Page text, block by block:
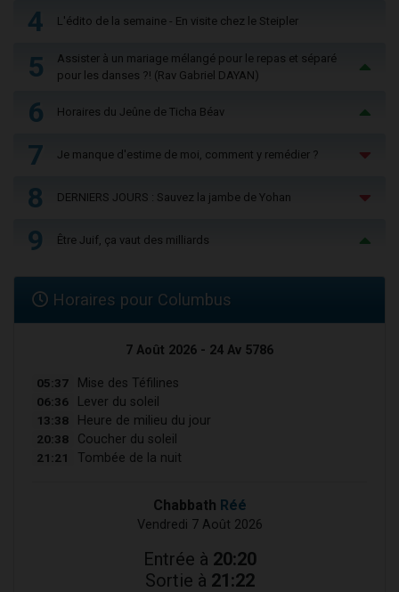
4 L'édito de la semaine - En visite chez le Steipler
5
Assister à un mariage mélangé pour le repas et séparé
pour les danses ?! (Rav Gabriel DAYAN)
6 Horaires du Jeûne de Ticha Béav
7 Je manque d'estime de moi, comment y remédier ?
8 DERNIERS JOURS : Sauvez la jambe de Yohan
9 Être Juif, ça vaut des milliards
Horaires pour Columbus
7 Août 2026 - 24 Av 5786
05:37 Mise des Téfilines
06:36 Lever du soleil
13:38 Heure de milieu du jour
20:38 Coucher du soleil
21:21 Tombée de la nuit
Chabbath Réé
Vendredi 7 Août 2026
Entrée à 20:20
Sortie à 21:22